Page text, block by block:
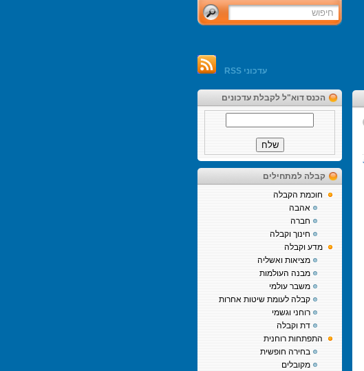
עדכוני RSS
הכנס דוא"ל לקבלת עדכונים
קבלה למתחילים
חוכמת הקבלה
אהבה
חברה
חינוך וקבלה
מדע וקבלה
מציאות ואשליה
מבנה העולמות
משבר עולמי
קבלה לעומת שיטות אחרות
רוחני וגשמי
דת וקבלה
התפתחות רוחנית
בחירה חופשית
מקובלים